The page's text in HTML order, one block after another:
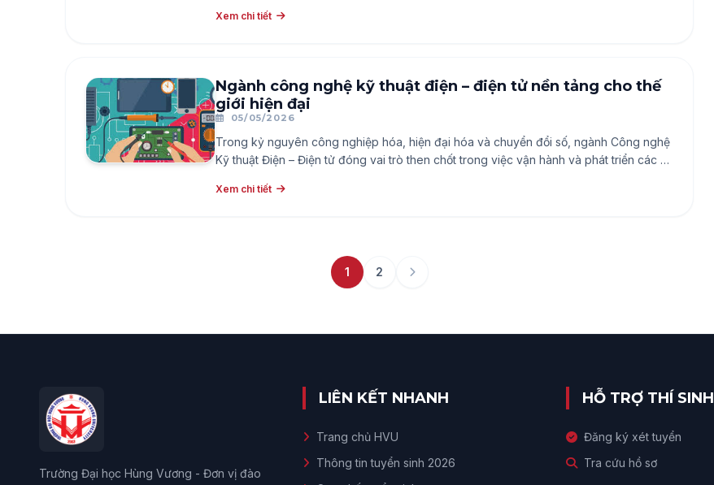
bật: Kinh tế Luật và Kinh tế số – mở ra nhiều cơ hội nghề nghiệp hiện đại, linh hoạt và
Xem chi tiết
Ngành công nghệ kỹ thuật điện – điện tử nền tảng cho thế
giới hiện đại
05/05/2026
Trong kỷ nguyên công nghiệp hóa, hiện đại hóa và chuyển đổi số, ngành Công nghệ
Kỹ thuật Điện – Điện tử đóng vai trò then chốt trong việc vận hành và phát triển các hệ
– tất cả đều gắn liền với lĩnh vực này. Đây là ngành học giàu tiềm năng, phù hợp với
Xem chi tiết
1 2
Trường Đại học Hùng Vương - Đơn vị đào
LIÊN KẾT NHANH
Trang chủ HVU
Thông tin tuyển sinh 2026
HỖ TRỢ THÍ SINH
Đăng ký xét tuyển
Tra cứu hồ sơ